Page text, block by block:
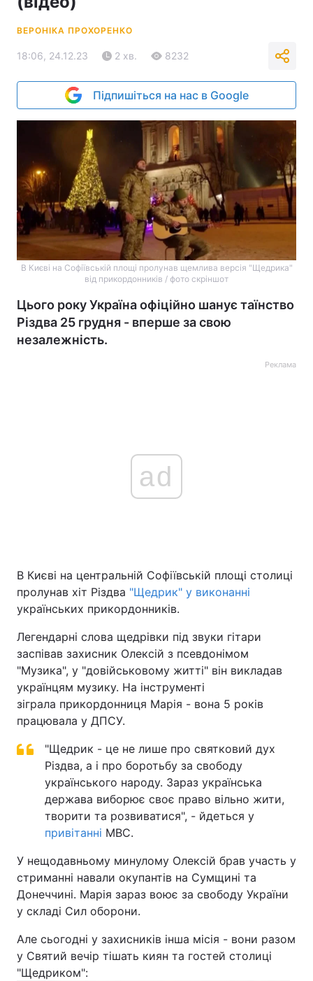
ВЕРОНІКА ПРОХОРЕНКО
18:06, 24.12.23 2 хв. 8232
Підпишіться на нас в Google
В Києві на Софіївській площі пролунав щемлива версія "Щедрика"
від прикордонників / фото скріншот
Цього року Україна офіційно шанує таїнство
Різдва 25 грудня - вперше за свою
незалежність.
Реклама
ad
В Києві на центральній Софіївській площі столиці
пролунав хіт Різдва "Щедрик" у виконанні
українських прикордонників.
Легендарні слова щедрівки під звуки гітари
заспівав захисник Олексій з псевдонімом
"Музика", у "довійськовому житті" він викладав
українцям музику. На інструменті
зіграла прикордонниця Марія - вона 5 років
працювала у ДПСУ.
"Щедрик - це не лише про святковий дух
Різдва, а і про боротьбу за свободу
українського народу. Зараз українська
держава виборює своє право вільно жити,
творити та розвиватися", - йдеться у
привітанні МВС.
У нещодавньому минулому Олексій брав участь у
стриманні навали окупантів на Сумщині та
Донеччині. Марія зараз воює за свободу України
у складі Сил оборони.
Але сьогодні у захисників інша місія - вони разом
у Святий вечір тішать киян та гостей столиці
"Щедриком":